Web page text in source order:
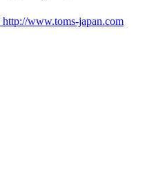
http://www.toms-japan.com